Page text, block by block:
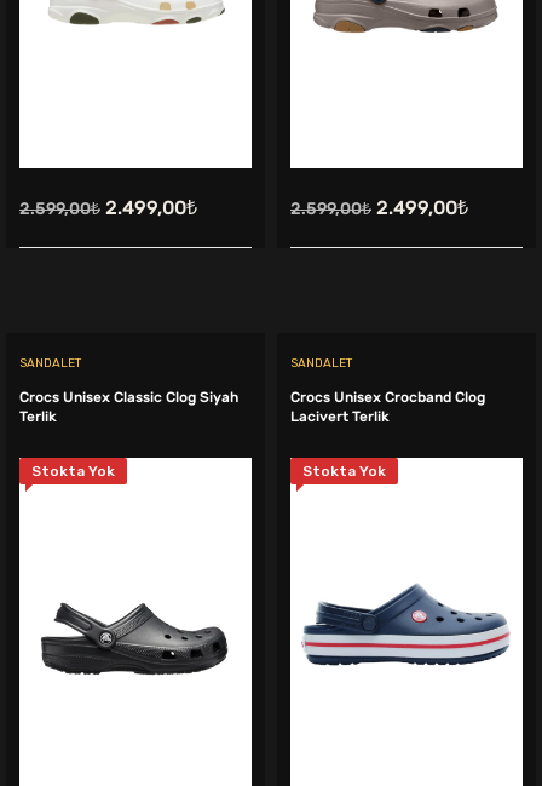
2.599,00₺ Orijinal
fiyat:
2.499,00₺Şu
andaki
2.599,00₺ Orijinal
fiyat:
2.499,00₺Şu
andaki
SANDALET
Crocs Unisex Classic Clog Siyah
Terlik
Stokta Yok
SANDALET
Crocs Unisex Crocband Clog
Lacivert Terlik
Stokta Yok